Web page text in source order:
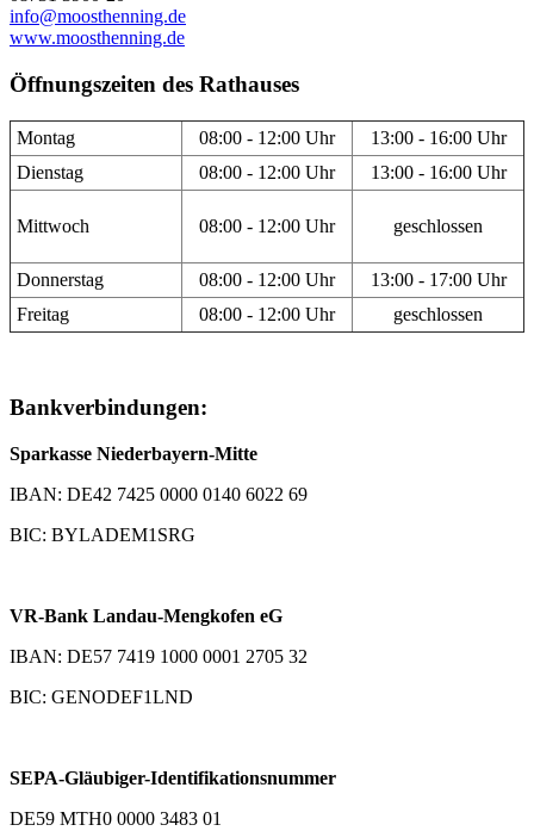
info@moosthenning.de
www.moosthenning.de
Öffnungszeiten des Rathauses
Montag 08:00 - 12:00 Uhr
13:00 - 16:00 Uhr
Dienstag
08:00 - 12:00 Uhr 13:00 - 16:00 Uhr
Mittwoch 08:00 - 12:00 Uhr geschlossen
Donnerstag 08:00 - 12:00 Uhr
13:00 - 17:00 Uhr
Freitag
08:00 - 12:00 Uhr geschlossen
Bankverbindungen:
Sparkasse Niederbayern-Mitte
IBAN: DE42 7425 0000 0140 6022 69
BIC: BYLADEM1SRG
VR-Bank Landau-Mengkofen eG
IBAN: DE57 7419 1000 0001 2705 32
BIC: GENODEF1LND
SEPA-Gläubiger-Identifikationsnummer
DE59 MTH0 0000 3483 01